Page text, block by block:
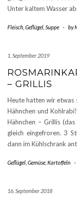
Unter kaltem Wasser
Fleisch Geflügel Suppe - by
1. September 2019
– GRILLIS
Heute hatten wir etwas
Hähnchen und
Hähnchen – Grillis
gleich eingefroren. 3
dann im Kühlschrank
Geflügel Gemüse Kartoffeln -
16. September 2018